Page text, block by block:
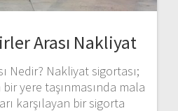
Arası Nakliyat
Nedir? Nakliyat sigortası;
yere taşınmasında mala
karşılayan bir sigorta